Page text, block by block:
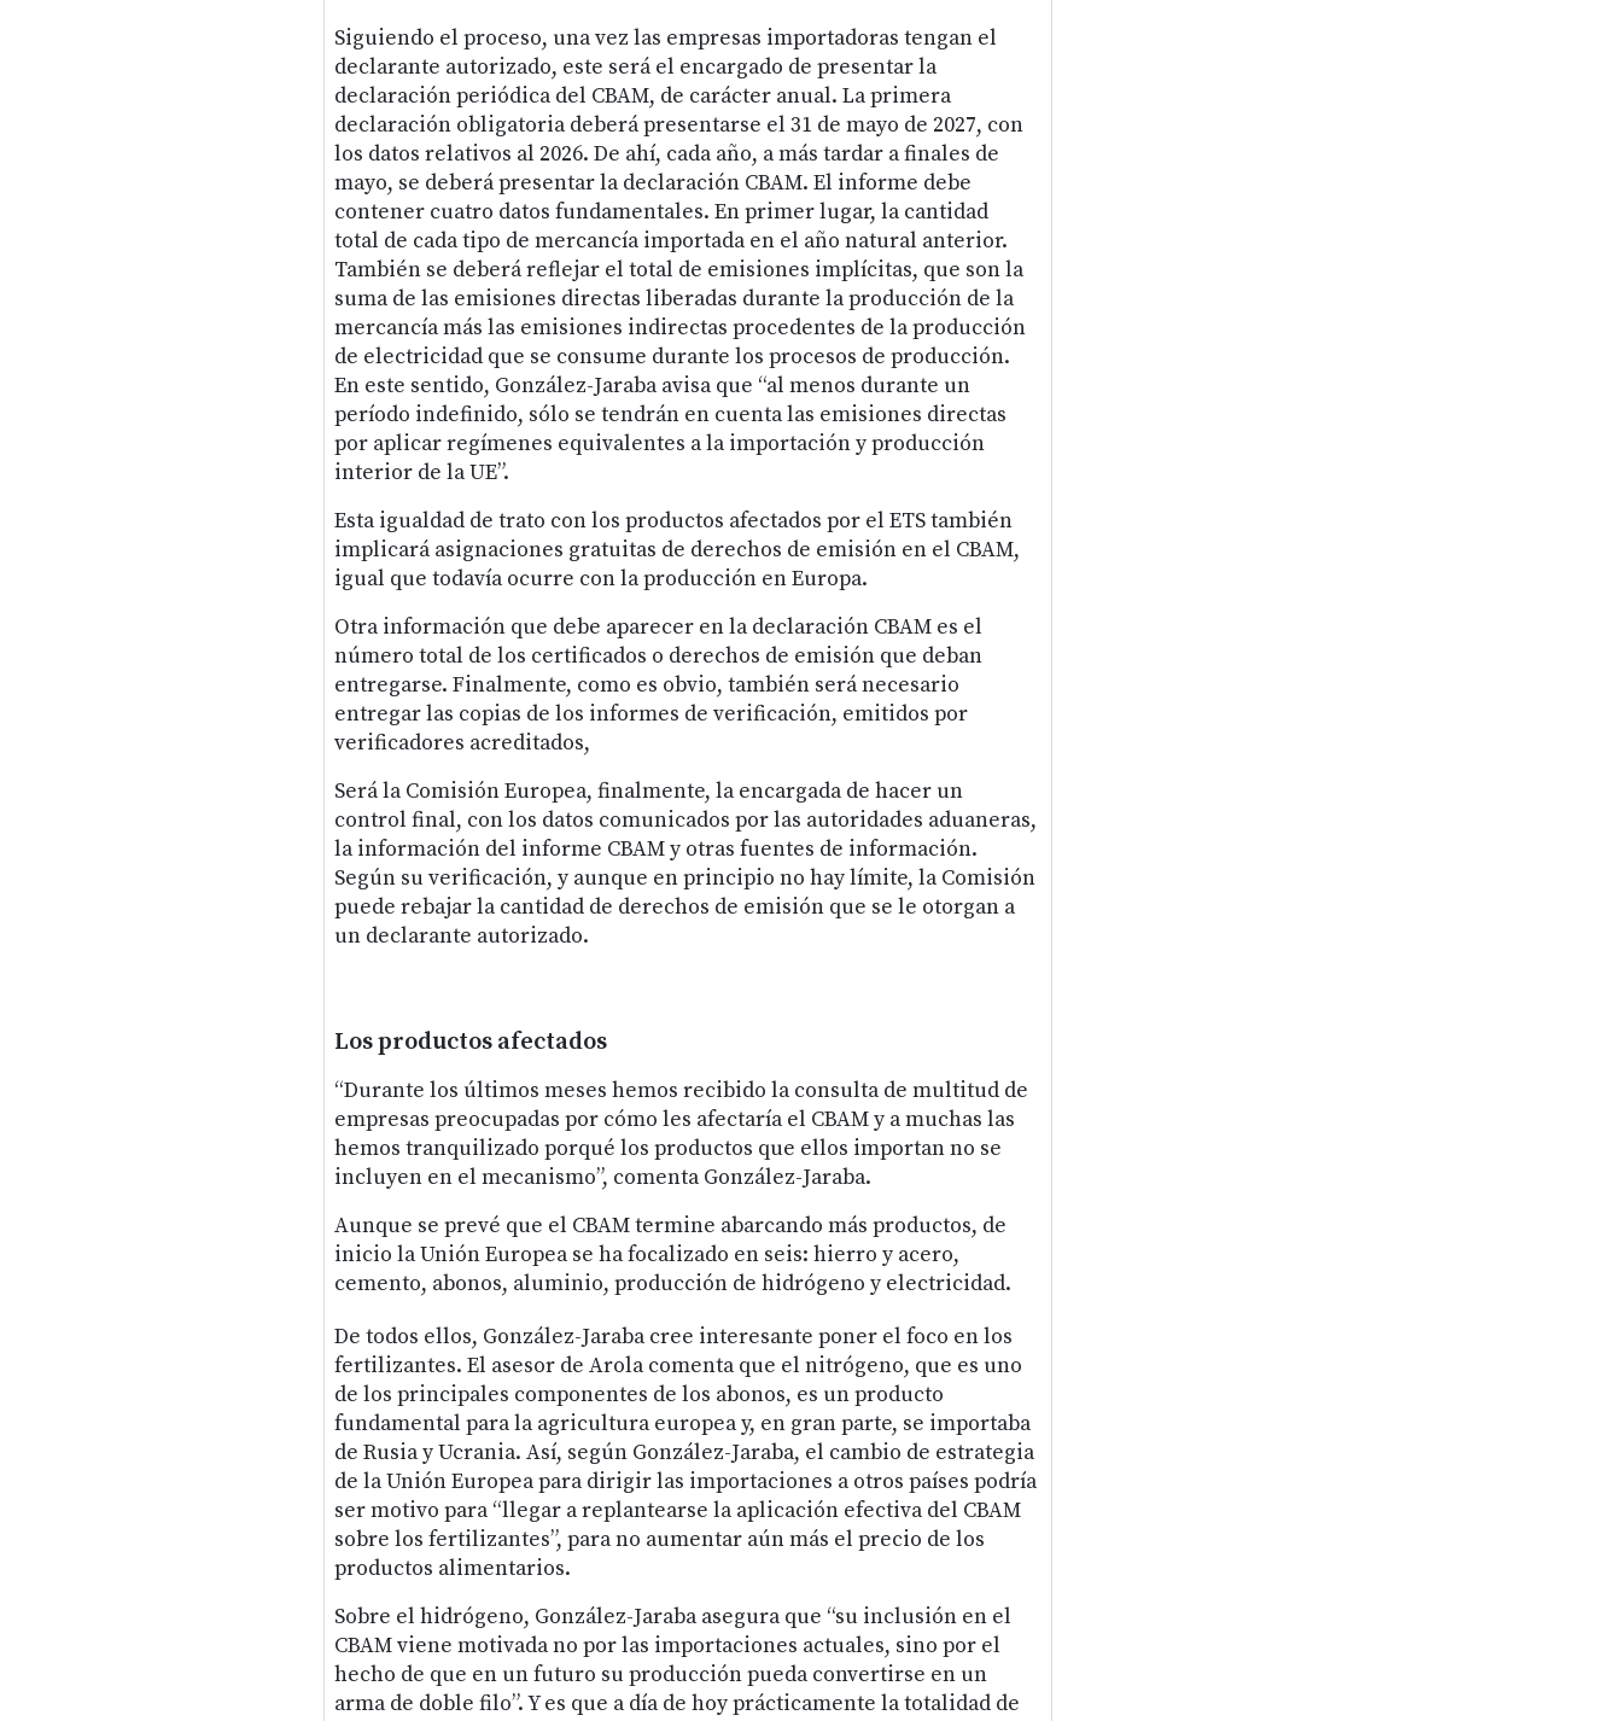
Siguiendo el proceso, una vez las empresas importadoras tengan el
declarante autorizado, este será el encargado de presentar la
declaración periódica del CBAM, de carácter anual. La primera
declaración obligatoria deberá presentarse el 31 de mayo de 2027, con
los datos relativos al 2026. De ahí, cada año, a más tardar a finales de
mayo, se deberá presentar la declaración CBAM. El informe debe
contener cuatro datos fundamentales. En primer lugar, la cantidad
total de cada tipo de mercancía importada en el año natural anterior.
También se deberá reflejar el total de emisiones implícitas, que son la
suma de las emisiones directas liberadas durante la producción de la
mercancía más las emisiones indirectas procedentes de la producción
de electricidad que se consume durante los procesos de producción.
En este sentido, González-Jaraba avisa que “al menos durante un
período indefinido, sólo se tendrán en cuenta las emisiones directas
por aplicar regímenes equivalentes a la importación y producción
interior de la UE”.
Esta igualdad de trato con los productos afectados por el ETS también
implicará asignaciones gratuitas de derechos de emisión en el CBAM,
igual que todavía ocurre con la producción en Europa.
Otra información que debe aparecer en la declaración CBAM es el
número total de los certificados o derechos de emisión que deban
entregarse. Finalmente, como es obvio, también será necesario
entregar las copias de los informes de verificación, emitidos por
verificadores acreditados,
Será la Comisión Europea, finalmente, la encargada de hacer un
control final, con los datos comunicados por las autoridades aduaneras,
la información del informe CBAM y otras fuentes de información.
Según su verificación, y aunque en principio no hay límite, la Comisión
puede rebajar la cantidad de derechos de emisión que se le otorgan a
un declarante autorizado.
Los productos afectados
“Durante los últimos meses hemos recibido la consulta de multitud de
empresas preocupadas por cómo les afectaría el CBAM y a muchas las
hemos tranquilizado porqué los productos que ellos importan no se
incluyen en el mecanismo”, comenta González-Jaraba.
Aunque se prevé que el CBAM termine abarcando más productos, de
inicio la Unión Europea se ha focalizado en seis: hierro y acero,
cemento, abonos, aluminio, producción de hidrógeno y electricidad.
De todos ellos, González-Jaraba cree interesante poner el foco en los
fertilizantes. El asesor de Arola comenta que el nitrógeno, que es uno
de los principales componentes de los abonos, es un producto
fundamental para la agricultura europea y, en gran parte, se importaba
de Rusia y Ucrania. Así, según González-Jaraba, el cambio de estrategia
de la Unión Europea para dirigir las importaciones a otros países podría
ser motivo para “llegar a replantearse la aplicación efectiva del CBAM
sobre los fertilizantes”, para no aumentar aún más el precio de los
productos alimentarios.
Sobre el hidrógeno, González-Jaraba asegura que “su inclusión en el
CBAM viene motivada no por las importaciones actuales, sino por el
hecho de que en un futuro su producción pueda convertirse en un
arma de doble filo”. Y es que a día de hoy prácticamente la totalidad de